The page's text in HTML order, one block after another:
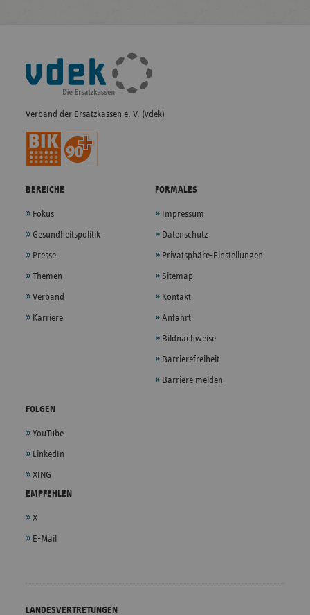
Fußleisten-
Navigation
Verband der Ersatzkassen e. V. (vdek)
BEREICHE
Fokus
Gesundheitspolitik
Presse
Themen
Verband
Karriere
FORMALES
Impressum
Datenschutz
Privatsphäre-Einstellungen
Sitemap
Kontakt
Anfahrt
Bildnachweise
Barrierefreiheit
Barriere melden
FOLGEN
YouTube
LinkedIn
XING
EMPFEHLEN
X
E-Mail
LANDESVERTRETUNGEN